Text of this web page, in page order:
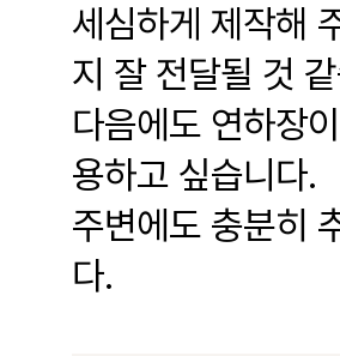
세심하게 제작해
지 잘 전달될 것
다음에도 연하장
용하고 싶습니다.
주변에도 충분히
다.